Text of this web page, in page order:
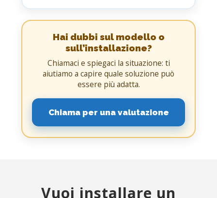
Hai dubbi sul modello o
sull’installazione?
Chiamaci e spiegaci la situazione: ti
aiutiamo a capire quale soluzione può
essere più adatta.
Chiama per una valutazione
Vuoi installare un